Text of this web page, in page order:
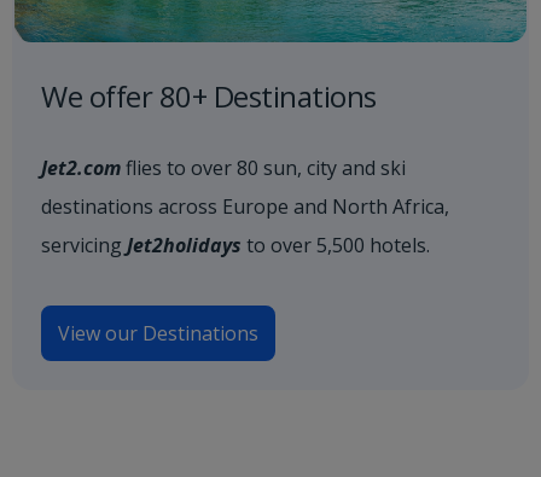
We offer 80+ Destinations
Jet2.comflies to over 80 sun, city and ski
destinations across Europe and North Africa,
servicing Jet2holidays to over 5,500 hotels.
View our Destinations